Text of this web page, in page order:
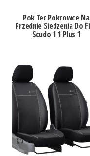
Pok Ter Pokrowce Na
Przednie Siedzenia Do
Scudo 1 1 Plus 1